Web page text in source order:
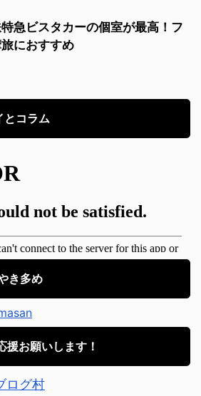
特急ビスタカーの個室が最高！フ
におすすめ
とコラム
き多め
援お願いします！
ログ村